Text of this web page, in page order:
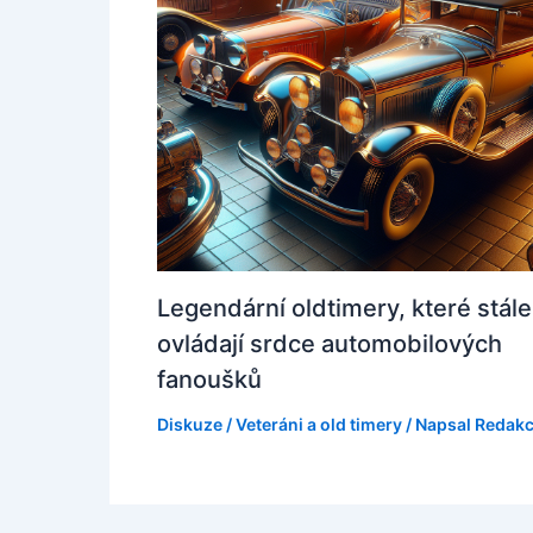
Legendární oldtimery, které stále
ovládají srdce automobilových
fanoušků
Diskuze /Veteráni a old timery / Napsal